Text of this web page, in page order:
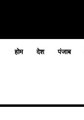
होम देश पंजाब